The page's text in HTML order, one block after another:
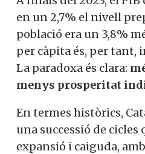
en un 2,7% el nivell
població era un 3,8%
per càpita és, per tant,
La paradoxa és clara:
menys prosperitat
En termes històrics,
una successió de
expansió i caiguda,